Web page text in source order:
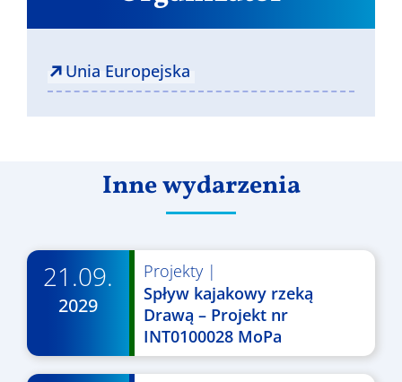
Unia Europejska
Inne wydarzenia
21.09.
2029
Projekty|
Spływ kajakowy rzeką
Drawą – Projekt nr
INT0100028 MoPa